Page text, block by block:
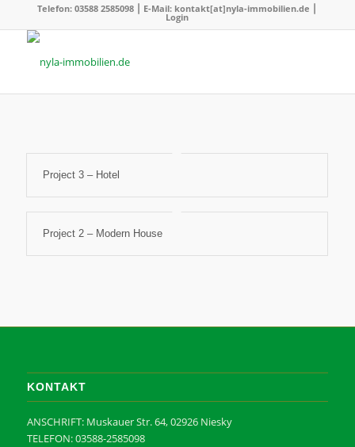
Telefon: 03588 2585098 ⎮ E-Mail: kontakt[at]nyla-immobilien.de ⎮
Login
Project 3 – Hotel
Project 2 – Modern House
KONTAKT
ANSCHRIFT: Muskauer Str. 64, 02926 Niesky
TELEFON: 03588-2585098‬